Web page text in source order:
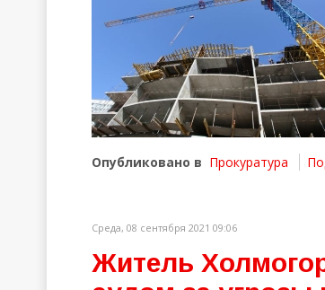
Опубликовано в Прокуратура
Среда, 08 сентября 2021 09:06
Житель